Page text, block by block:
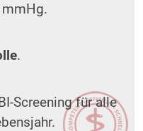
.
Screening für alle